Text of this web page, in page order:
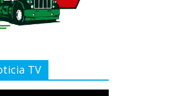
TV